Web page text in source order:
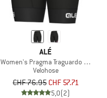
ALÉ
Women's Pragma Traguardo 2.0
Velohose
CHF 76.95 CHF 57.71
5,0(2)